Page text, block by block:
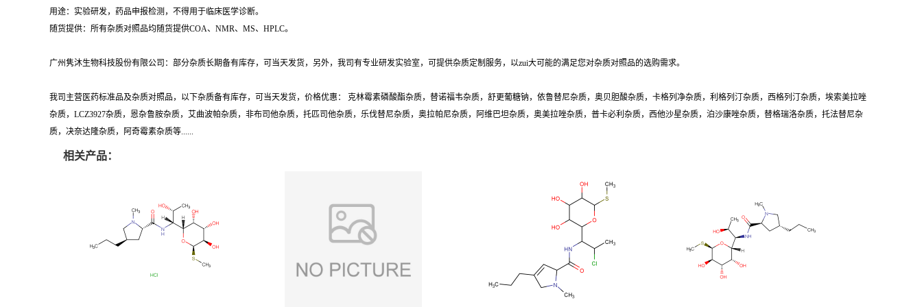
用途：实验研发，药品申报检测，不得用于临床医学诊断。
随货提供：所有杂质对照品均随货提供COA、NMR、MS、HPLC。
广州隽沐生物科技股份有限公司：部分杂质长期备有库存，可当天发货，另外，我司有专业研发实验室，可提供杂质定制服务，以zui大可能的满足您对杂质对照品的选购需求。
我司主营医药标准品及杂质对照品，以下杂质备有库存，可当天发货，价格优惠： 克林霉素磷酸酯杂质，替诺福韦杂质，舒更葡糖钠，依鲁替尼杂质，奥贝胆酸杂质，卡格列净杂质，利格列汀杂质，西格列汀杂质，埃索美拉唑
杂质，LCZ3927杂质，恩杂鲁胺杂质，艾曲波帕杂质，非布司他杂质，托匹司他杂质，乐伐替尼杂质，奥拉帕尼杂质，阿维巴坦杂质，奥美拉唑杂质，普卡必利杂质，西他沙星杂质，泊沙康唑杂质，替格瑞洛杂质，托法替尼杂
质，决奈达隆杂质，阿奇霉素杂质等......
相关产品：